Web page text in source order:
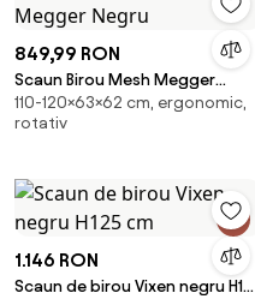
849,99 RON
Scaun Birou Mesh Megger
Negru
110-120×63×62 cm, ergonomic,
rotativ
1.146 RON
Scaun de birou Vixen negru H125